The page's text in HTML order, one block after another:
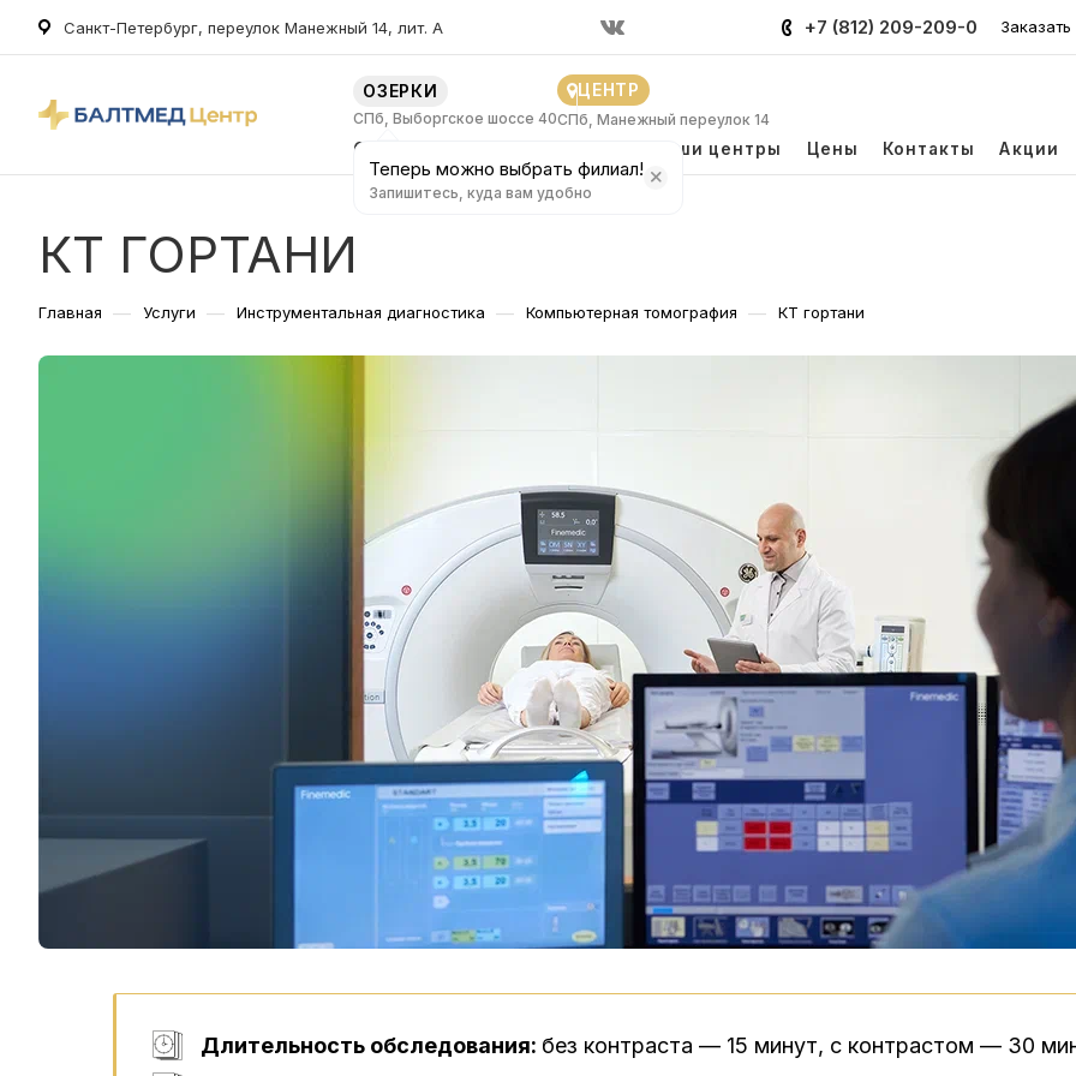
Санкт-Петербург, переулок Манежный 14, лит. А +7 (812) 209-209-0
ОЗЕРКИ
СПб, Выборгское шоссе 40
ЦЕНТР
СПб, Манежный переулок 14
Теперь можно выбрать филиал!
Запишитесь, куда вам удобно
О клинике Наши центры Цены Контакты Акции
КТ ГОРТАНИ
Главная — Услуги — Инструментальная диагностика — Компьютерная томография — КТ гортани
Длительность обследования: без контраста — 15 минут, с контрастом — 30